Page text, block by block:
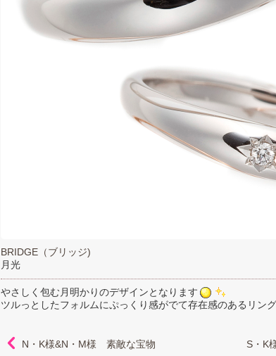
BRIDGE（ブリッジ)
月光
やさしく包む月明かりのデザインとなります
ツルっとしたフォルムにぷっくり感がでて存在感のあるリン
S・K
N・K様&N・M様 素敵な宝物